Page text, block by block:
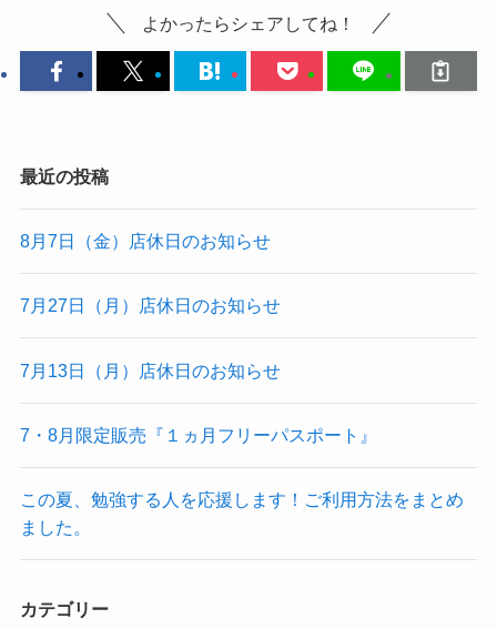
よかったらシェアしてね！
最近の投稿
8月7日（金）店休日のお知らせ
7月27日（月）店休日のお知らせ
7月13日（月）店休日のお知らせ
7・8月限定販売『１ヵ月フリーパスポート』
この夏、勉強する人を応援します！ご利用方法をまとめ
ました。
カテゴリー